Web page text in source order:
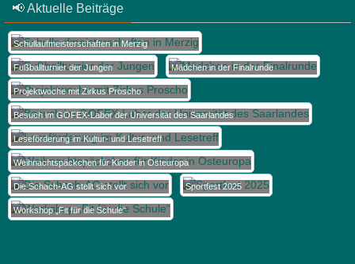
📢 Aktuelle Beiträge
Schullaufmeisterschaften in Merzig
Fußballturnier der Jungen Mädchen in der Finalrunde
Projektwoche mit Zirkus Proscho
Besuch im GOFEX-Labor der Universität des Saarlandes
Leseförderung im Kultur- und Lesetreff
Weihnachtspäckchen für Kinder in Osteuropa
Die Schach-AG stellt sich vor Sportfest 2025
Workshop „Fit für die Schule“